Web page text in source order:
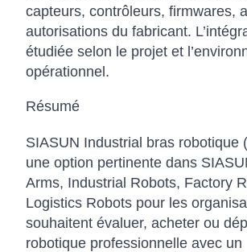
capteurs, contrôleurs, firmwares,
autorisations du fabricant.
étudiée selon le projet et
opérationnel.
Résumé
SIASUN Industrial bras robotique
une option pertinente dans
Arms, Industrial Robots, Factory
Logistics Robots pour les
souhaitent évaluer, acheter ou
robotique professionnelle avec un